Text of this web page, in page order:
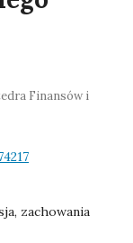
Finansów i
zachowania